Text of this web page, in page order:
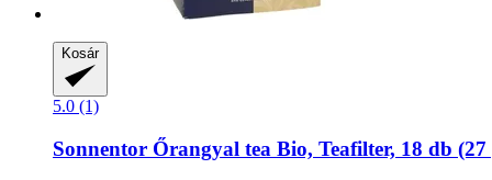
Kosár
5.0 (1)
Sonnentor Őrangyal tea Bio, Teafilter, 18 db (27